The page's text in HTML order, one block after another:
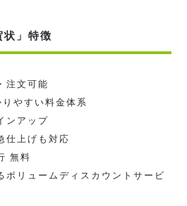
状」特徴
注文可能
やすい料金体系
ンアップ
仕上げも対応
無料
ボリュームディスカウントサービ